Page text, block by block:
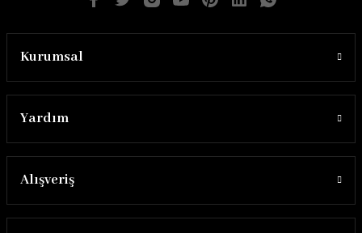
Kurumsal
Yardım
Alışveriş